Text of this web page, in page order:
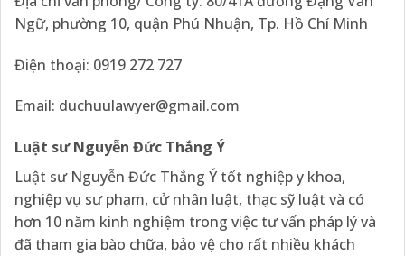
Ngữ, phường 10, quận Phú Nhuận, Tp. Hồ Chí Minh
Điện thoại: 0919 272 727
Email: duchuulawyer@gmail.com
Luật sư Nguyễn Đức Thắng Ý
Luật sư Nguyễn Đức Thắng Ý tốt nghiệp y khoa,
nghiệp vụ sư phạm, cử nhân luật, thạc sỹ luật và có
hơn 10 năm kinh nghiệm trong việc tư vấn pháp lý và
đã tham gia bào chữa, bảo vệ cho rất nhiều khách